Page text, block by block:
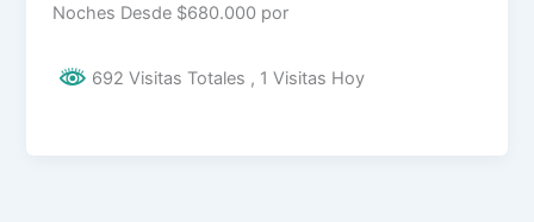
Noches Desde $680.000 por
692 Visitas Totales , 1 Visitas Hoy